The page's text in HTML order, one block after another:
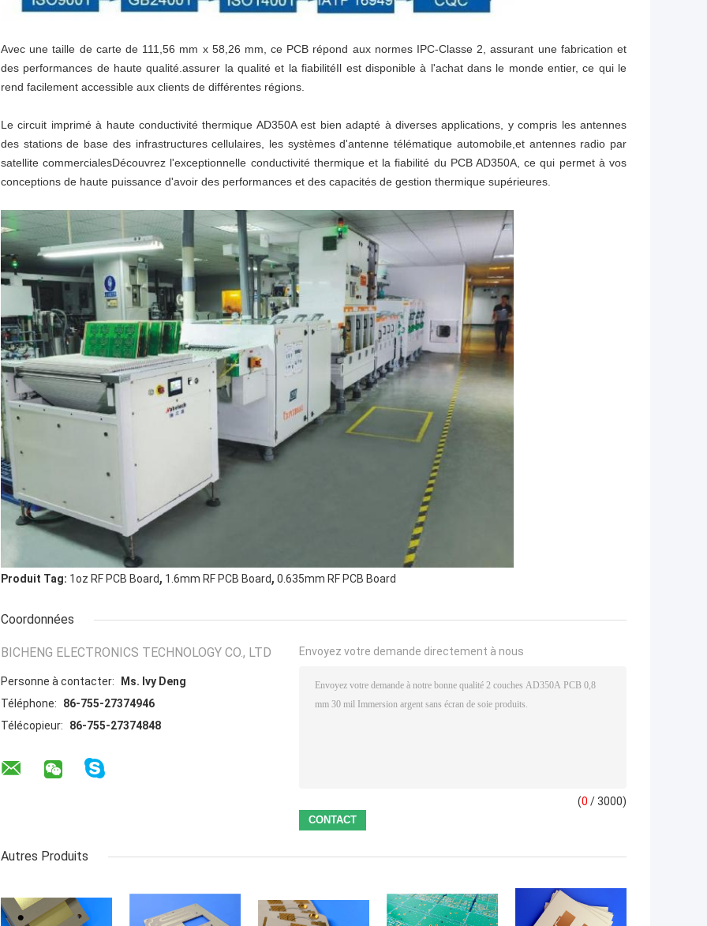
Avec une taille de carte de 111,56 mm x 58,26 mm, ce PCB répond aux normes IPC-Classe 2, assurant une fabrication et
des performances de haute qualité.assurer la qualité et la fiabilitéIl est disponible à l'achat dans le monde entier, ce qui le
rend facilement accessible aux clients de différentes régions.
Le circuit imprimé à haute conductivité thermique AD350A est bien adapté à diverses applications, y compris les antennes
des stations de base des infrastructures cellulaires, les systèmes d'antenne télématique automobile,et antennes radio par
satellite commercialesDécouvrez l'exceptionnelle conductivité thermique et la fiabilité du PCB AD350A, ce qui permet à vos
conceptions de haute puissance d'avoir des performances et des capacités de gestion thermique supérieures.
Produit Tag: 1oz RF PCB Board, 1.6mm RF PCB Board, 0.635mm RF PCB Board
Coordonnées
BICHENG ELECTRONICS TECHNOLOGY CO., LTD
Personne à contacter:
Ms. Ivy Deng
Téléphone:
86-755-27374946
Télécopieur:
86-755-27374848
Envoyez votre demande directement à nous
(0 / 3000)
Autres Produits